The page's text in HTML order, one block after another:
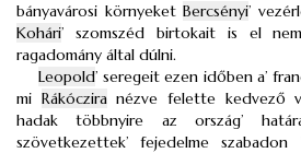
bányavárosi környeketBercsényi’
Kohári’ szomszéd birtokait is el
ragadomány által dúlni.
Leopold’ seregeit ezen időben a’
mi Rákócziranézve felette kedvező
hadak többnyire az ország’
szövetkezettek’ fejedelme